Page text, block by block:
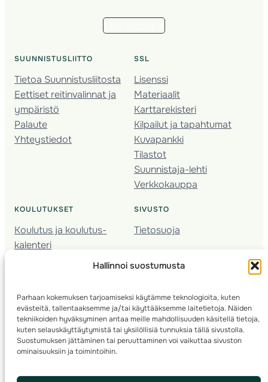
Hallinnoi suostumusta
Parhaan kokemuksen tarjoamiseksi käytämme teknologioita, kuten
evästeitä, tallentaaksemme ja/tai käyttääksemme laitetietoja. Näiden
tekniikoiden hyväksyminen antaa meille mahdollisuuden käsitellä tietoja,
kuten selauskäyttäytymistä tai yksilöllisiä tunnuksia tällä sivustolla.
Suostumuksen jättäminen tai peruuttaminen voi vaikuttaa sivuston
ominaisuuksiin ja toimintoihin.
SUUNNISTUSLIITTO
Tietoa Suunnistusliitosta
Eettiset reitinvalinnat ja
ympäristö
Palaute
Yhteystiedot
SSL
Lisenssi
Materiaalit
Karttarekisteri
Kilpailut ja tapahtumat
Kuvapankki
Tilastot
Suunnistaja-lehti
Verkkokauppa
KOULUTUKSET
Koulutus ja koulutus­
kalenteri
Nuorison koulutukset
Kartoitus
Ratamestari
SIVUSTO
Tietosuoja
© 2025 ·Suomen Suunnistusliitto· Valimotie 10, 00380 Helsinki, Finland
info(a)suunnistusliitto.fi,Rastilipun asiat: rastilippu(a)suunnistusliitto.fi